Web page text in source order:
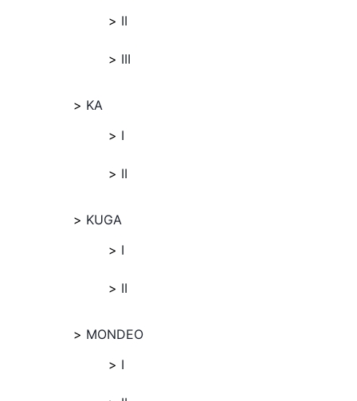
II
III
KA
I
II
KUGA
I
II
MONDEO
I